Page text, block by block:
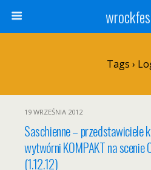
Tags ›
19 WRZEŚNIA 2012
Saschienne – przedstawiciele
wytwórni KOMPAKT na scenie
(1.12.12)